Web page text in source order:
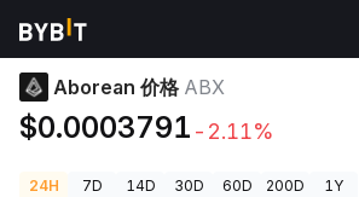
加密货币价格
Aborean 价格 ABX
$0.0003791 -2.11%
24H 7D 14D 30D 60D 200D 1Y